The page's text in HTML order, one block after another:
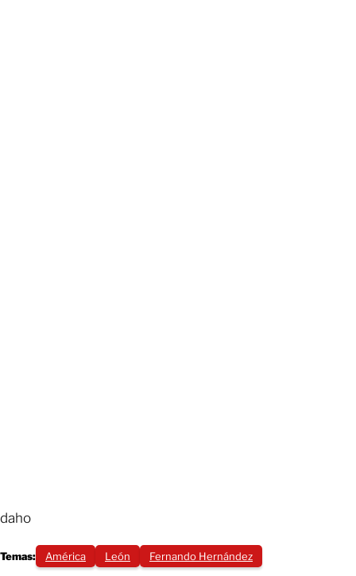
daho
Temas: América León Fernando Hernández